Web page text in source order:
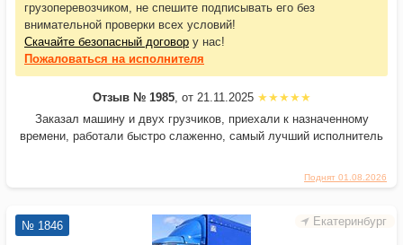
Поднят 01.08.2026
грузоперевозчиком, не спешите подписывать его без
внимательной проверки всех условий!
Скачайте безопасный договор у нас!
Пожаловаться на исполнителя
Отзыв № 1985, от 21.11.2025
Заказал машину и двух грузчиков, приехали к назначенному
времени, работали быстро слаженно, самый лучший исполнитель
Екатеринбург
№ 1846